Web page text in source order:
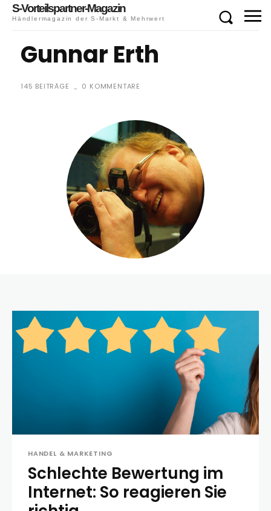
S-Vorteilspartner-Magazin
Händlermagazin der S-Markt & Mehrwert
Gunnar Erth
145 BEITRÄGE - 0 KOMMENTARE
HANDEL & MARKETING
Schlechte Bewertung im
Internet: So reagieren Sie